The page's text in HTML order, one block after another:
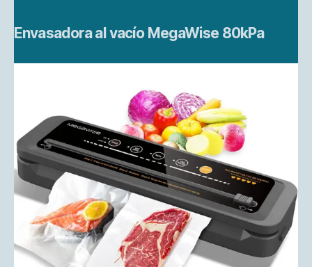
Envasadora al vacío MegaWise 80kPa